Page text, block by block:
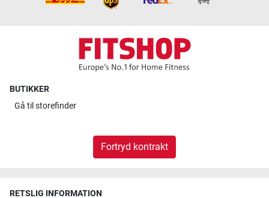
BUTIKKER
Gå til storefinder
Fortryd kontrakt
RETSLIG INFORMATION